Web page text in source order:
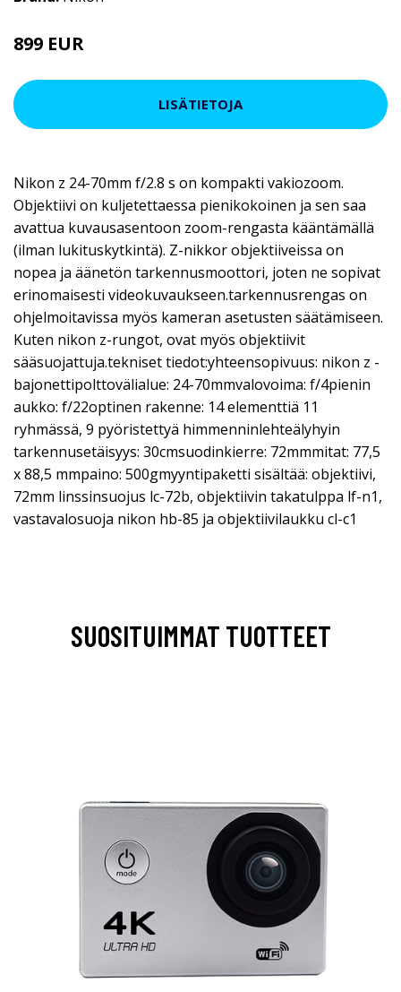
899 EUR
LISÄTIETOJA
Nikon z 24-70mm f/2.8 s on kompakti vakiozoom.
Objektiivi on kuljetettaessa pienikokoinen ja sen saa
avattua kuvausasentoon zoom-rengasta kääntämällä
(ilman lukituskytkintä). Z-nikkor objektiiveissa on
nopea ja äänetön tarkennusmoottori, joten ne sopivat
erinomaisesti videokuvaukseen.tarkennusrengas on
ohjelmoitavissa myös kameran asetusten säätämiseen.
Kuten nikon z-rungot, ovat myös objektiivit
sääsuojattuja.tekniset tiedot:yhteensopivuus: nikon z -
bajonettipolttovälialue: 24-70mmvalovoima: f/4pienin
aukko: f/22optinen rakenne: 14 elementtiä 11
ryhmässä, 9 pyöristettyä himmenninlehteälyhyin
tarkennusetäisyys: 30cmsuodinkierre: 72mmmitat: 77,5
x 88,5 mmpaino: 500gmyyntipaketti sisältää: objektiivi,
72mm linssinsuojus lc-72b, objektiivin takatulppa lf-n1,
vastavalosuoja nikon hb-85 ja objektiivilaukku cl-c1
SUOSITUIMMAT TUOTTEET